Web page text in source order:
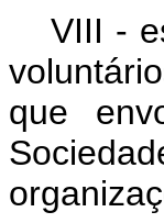
VIII -
que